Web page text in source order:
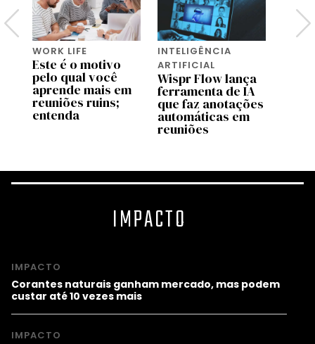
WORK LIFE
Este é o motivo
pelo qual você
aprende mais em
reuniões ruins;
entenda
INTELIGÊNCIA
ARTIFICIAL
Wispr Flow lança
ferramenta de IA
que faz anotações
automáticas em
reuniões
IMPACTO
IMPACTO
Corantes naturais ganham mercado, mas podem
custar até 10 vezes mais
IMPACTO